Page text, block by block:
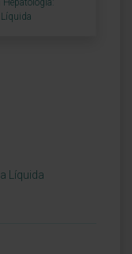
Hepatología:
Líquida